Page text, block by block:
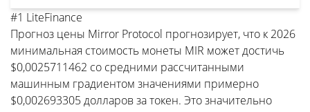
#1 LiteFinance
Прогноз цены Mirror Protocol прогнозирует, что к 2026
минимальная стоимость монеты MIR может достичь
$0,0025711462 со средними рассчитанными
машинным градиентом значениями примерно
$0,002693305 долларов за токен. Это значительно